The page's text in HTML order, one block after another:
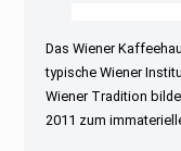
Das Wiener
typische Wiener
Wiener Tradition
2011 zum